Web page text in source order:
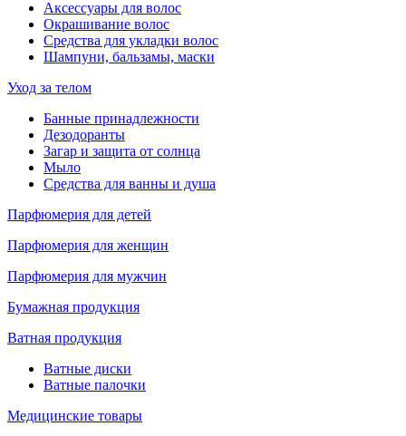
Аксессуары для волос
Окрашивание волос
Средства для укладки волос
Шампуни, бальзамы, маски
Уход за телом
Банные принадлежности
Дезодоранты
Загар и защита от солнца
Мыло
Средства для ванны и душа
Парфюмерия для детей
Парфюмерия для женщин
Парфюмерия для мужчин
Бумажная продукция
Ватная продукция
Ватные диски
Ватные палочки
Медицинские товары